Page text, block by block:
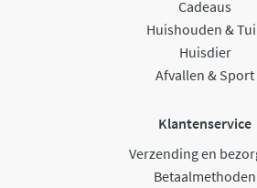
Cadeaus
Huishouden &
Huisdier
Afvallen & Sport
Klantenservice
Verzending en
Betaalmethoden